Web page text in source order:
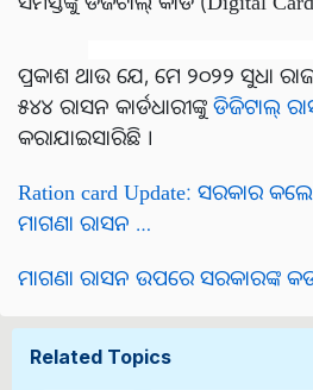
ପ୍ରକାଶ ଥାଉ ଯେ, ମେ ୨୦୨୨ ସୁଧା
୫୪୪ ରାସନ କାର୍ଡଧାରୀଙ୍କୁ ଡିଜିଟାଲ୍
କରାଯାଇସାରିଛି ।
Ration card Update: ସରକାର
ମାଗଣା ରାସନ …
ମାଗଣା ରାସନ ଉପରେ ସରକାରଙ୍କ
Related Topics